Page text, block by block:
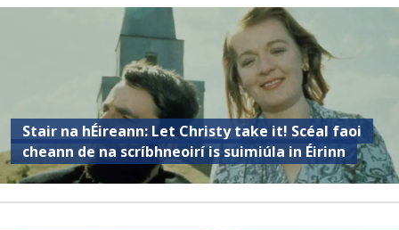
Stair na hÉireann: Let Christy take it! Scéal faoi
cheann de na scríbhneoirí is suimiúla in Éirinn